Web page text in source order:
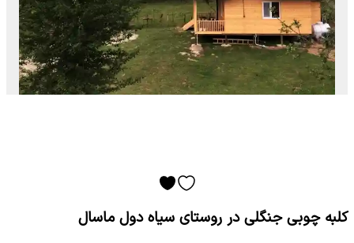
کلبه چوبی جنگلی در روستای سیاه دول ماسال